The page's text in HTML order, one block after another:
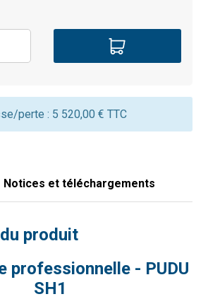
perte : 5 520,00 € TTC
Notices et téléchargements
produit
professionnelle - PUDU
SH1